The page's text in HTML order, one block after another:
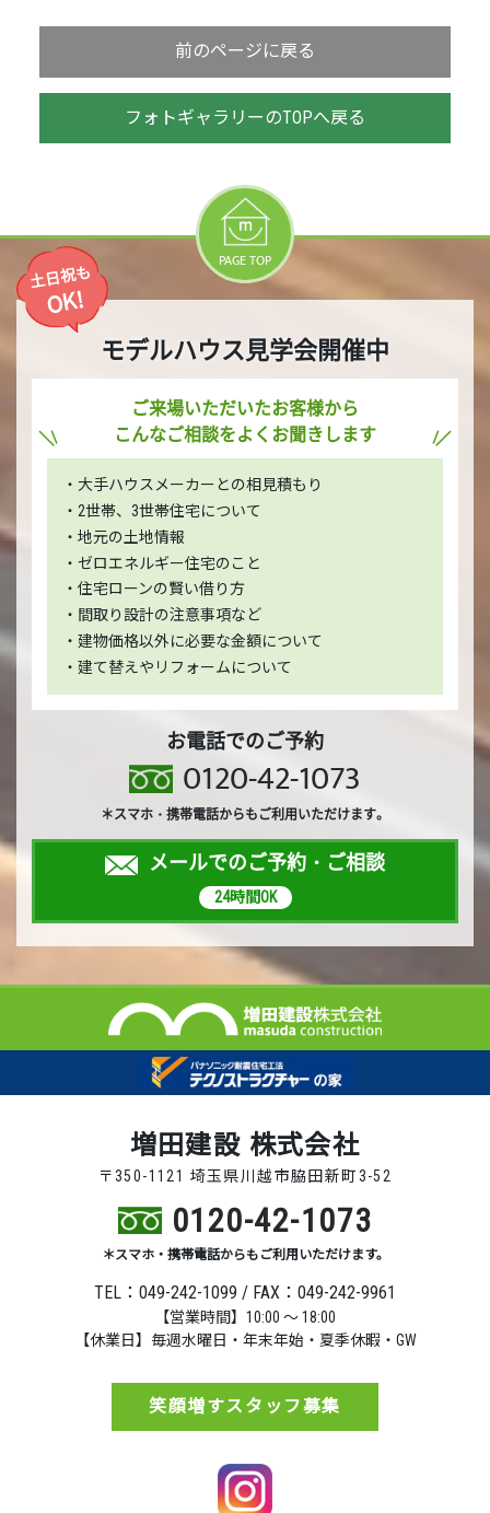
前のページに戻る
フォトギャラリーのTOPへ戻る
PAGE TOP
土日祝も
OK!
モデルハウス見学会開催中
ご来場いただいたお客様から
こんなご相談をよくお聞きします
・大手ハウスメーカーとの相見積もり
・2世帯、3世帯住宅について
・地元の土地情報
・ゼロエネルギー住宅のこと
・住宅ローンの賢い借り方
・間取り設計の注意事項など
・建物価格以外に必要な金額について
・建て替えやリフォームについて
お電話でのご予約
0120-42-1073
＊スマホ・携帯電話からもご利用いただけます。
メールでのご予約・ご相談
24時間OK
増田建設 株式会社
〒350-1121 埼玉県川越市脇田新町3-52
0120-42-1073
＊スマホ・携帯電話からもご利用いただけます。
TEL：049-242-1099 / FAX：049-242-9961
【営業時間】10:00 ～ 18:00
【休業日】毎週水曜日・年末年始・夏季休暇・GW
笑顔増すスタッフ募集